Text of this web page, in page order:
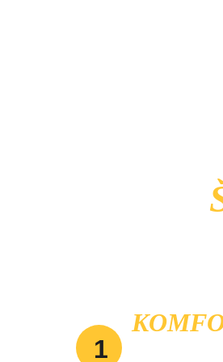
1